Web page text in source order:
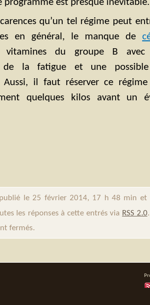
programme est presque inévitable.
qu’un tel régime peut
en général, le manque de
vitamines du groupe B avec
de la fatigue et une
Aussi, il faut réserver ce
quelques kilos avant un
le 25 février 2014, 17 h 48 min et
les réponses à cette entrés via RSS 2.0
fermés.